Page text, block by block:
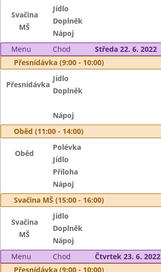
Svačina
MŠ
Jídlo
Doplněk
Nápoj
Menu
Chod
Středa 22. 6. 2022
Přesnídávka (9:00 - 10:00)
Přesnídávka
Jídlo
Doplněk
Nápoj
Oběd (11:00 - 14:00)
Oběd
Polévka
Jídlo
Příloha
Nápoj
Svačina MŠ (15:00 - 16:00)
Svačina
MŠ
Jídlo
Doplněk
Nápoj
Menu
Chod
Čtvrtek 23. 6. 2022
Přesnídávka (9:00 - 10:00)